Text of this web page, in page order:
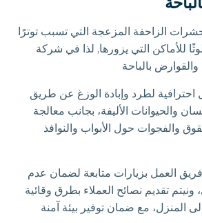
الزاحفة المزعجة التي تسبب توترًا
للأماكن التي يزورها, لذا في شركة
بالباحة
لطرد وإبادة الوزغ عن طريق
والحيوانات الأليفة، بجانب معالجة
والفجوات حول الأبواب والنوافذ
فريق العمل بزيارات متابعة لضمان عدم
تقديم نصائح العملاء بطرق وقائية
المنزل، مع ضمان توفير بيئة آمنة